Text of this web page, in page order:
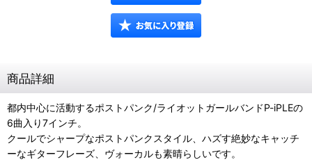
商品詳細
都内中心に活動するポストパンク/ライオットガールバンドP-iPLEの
6曲入り7インチ。
クールでシャープなポストパンクスタイル、ハズす絶妙なキャッチ
ーなギターフレーズ、ヴォーカルも素晴らしいです。